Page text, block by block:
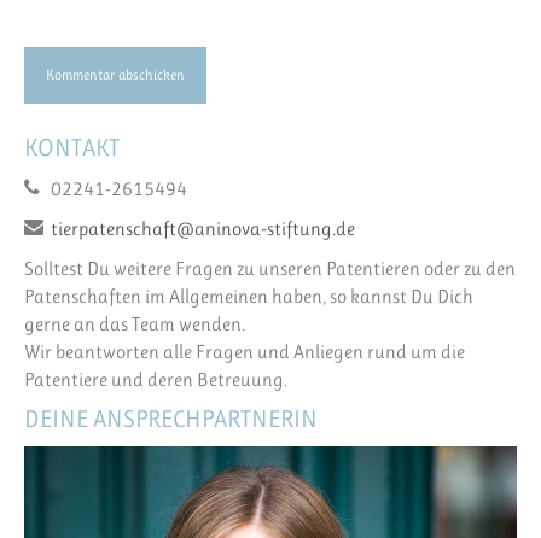
KONTAKT
02241-2615494
tierpatenschaft@aninova-stiftung.de
Solltest Du weitere Fragen zu unseren Patentieren oder zu den
Patenschaften im Allgemeinen haben, so kannst Du Dich
gerne an das Team wenden.
Wir beantworten alle Fragen und Anliegen rund um die
Patentiere und deren Betreuung.
DEINE ANSPRECHPARTNERIN